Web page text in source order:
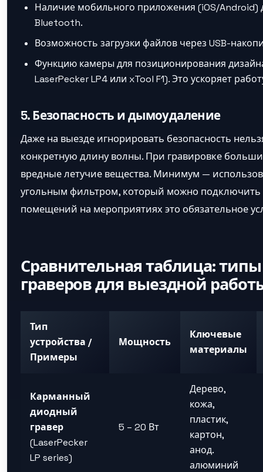
Наличие мобильного приложения (iOS/Android)
Bluetooth.
Возможность загрузки файлов через USB-
Функцию камеры для позиционирования
LaserPecker LP4 или xTool F1). Это ускоряет
5. Безопасность и дымоудаление
Даже на выезде игнорировать безопасность
конкретную длину волны. При гравировке
вредные летучие вещества. Минимум —
угольным фильтром, который можно подключить
помещений на мероприятиях это обязательное
Сравнительная таблица:
граверов для выездной
Тип
устройства /
Примеры
Мощность
Ключевые
материалы
Карманный
диодный
гравер
(LaserPecker
LP series)
5 – 20 Вт
Дерево,
кожа,
пластик,
картон,
анод.
алюминий